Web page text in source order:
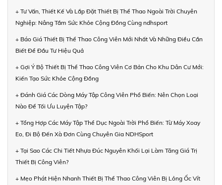
+ Tư Vấn, Thiết Kế Và Lắp Đặt Thiết Bị Thể Thao Ngoài Trời Chuyên
Nghiệp: Nâng Tầm Sức Khỏe Cộng Đồng Cùng ndhsport
+ Báo Giá Thiết Bị Thể Thao Công Viên Mới Nhất Và Những Điều Cần
Biết Để Đầu Tư Hiệu Quả
+ Gợi Ý Bộ Thiết Bị Thể Thao Công Viên Cơ Bản Cho Khu Dân Cư Mới:
Kiến Tạo Sức Khỏe Cộng Đồng
+ Đánh Giá Các Dòng Máy Tập Công Viên Phổ Biến: Nên Chọn Loại
Nào Để Tối Ưu Luyện Tập?
+ Tổng Hợp Các Máy Tập Thể Dục Ngoài Trời Phổ Biến: Từ Máy Xoay
Eo, Đi Bộ Đến Xà Đơn Cùng Chuyên Gia NDHSport
+ Tại Sao Các Chi Tiết Nhựa Đúc Nguyên Khối Lại Làm Tăng Giá Trị
Thiết Bị Công Viên?
+ Mẹo Phát Hiện Nhanh Thiết Bị Thể Thao Công Viên Bị Lỏng Ốc Vít